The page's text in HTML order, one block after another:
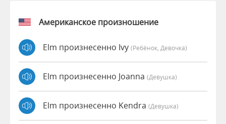
Американское произношение
Elm произнесенно Ivy (Ребёнок, Девочка)
Elm произнесенно Joanna (девушка)
Elm произнесенно Kendra (девушка)